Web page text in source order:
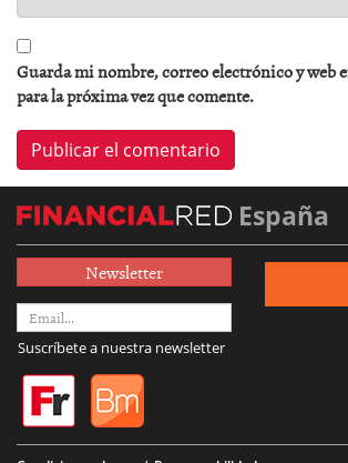
Guarda mi nombre, correo electrónico y web
para la próxima vez que comente.
España
Newsletter
Suscríbete a nuestra newsletter